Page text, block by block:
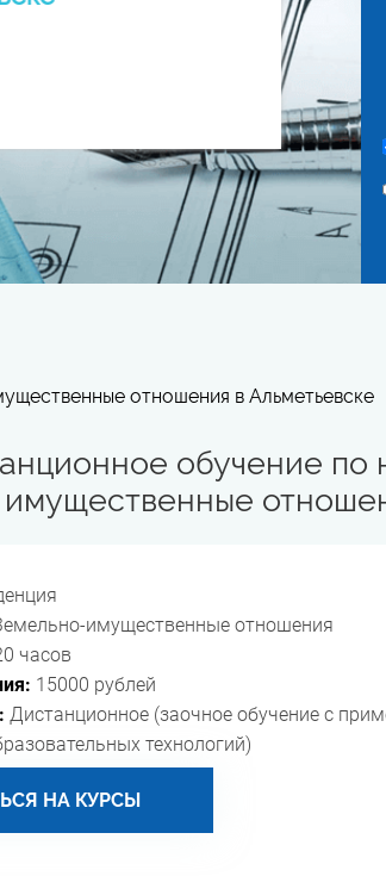
отношения в Альметьевске
обучение по
имущественные
имущественные отношения
часов
15000 рублей
Дистанционное (заочное обучение с
технологий)
НА КУРСЫ